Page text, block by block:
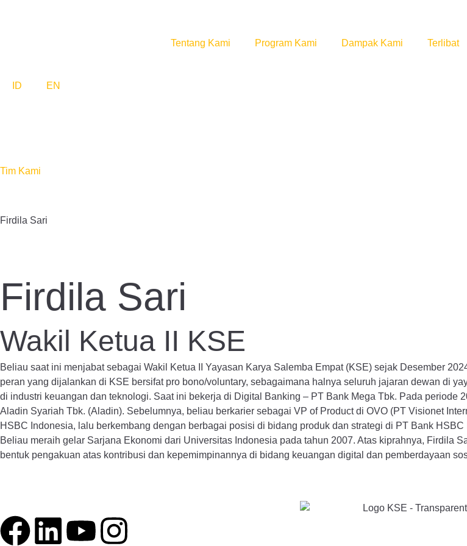
Tentang Kami Program Kami Dampak Kami Terlibat
ID EN
Tim Kami
Firdila Sari
Firdila Sari
Wakil Ketua II KSE
Beliau saat ini menjabat sebagai Wakil Ketua II Yayasan Karya Salemba Empat (KSE) sejak Desember
peran yang dijalankan di KSE bersifat pro bono/voluntary, sebagaimana halnya seluruh jajaran dewan di
di industri keuangan dan teknologi. Saat ini bekerja di Digital Banking – PT Bank Mega Tbk. Pada
Aladin Syariah Tbk. (Aladin). Sebelumnya, beliau berkarier sebagai VP of Product di OVO (PT Visionet
HSBC Indonesia, lalu berkembang dengan berbagai posisi di bidang produk dan strategi di PT Bank
Beliau meraih gelar Sarjana Ekonomi dari Universitas Indonesia pada tahun 2007. Atas kiprahnya, Firdila
bentuk pengakuan atas kontribusi dan kepemimpinannya di bidang keuangan digital dan pemberdayaan